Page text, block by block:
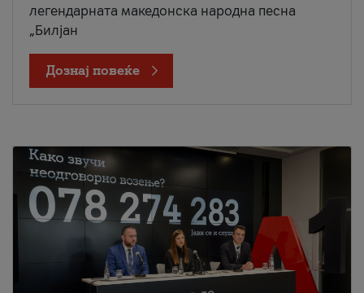
легендарната македонска народна песна
„Билјан
Дознај повеќе